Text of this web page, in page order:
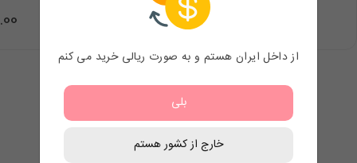
$44.00
از داخل ایران هستم و به صورت ریالی خرید می کنم
بلی
خارج از کشور هستم